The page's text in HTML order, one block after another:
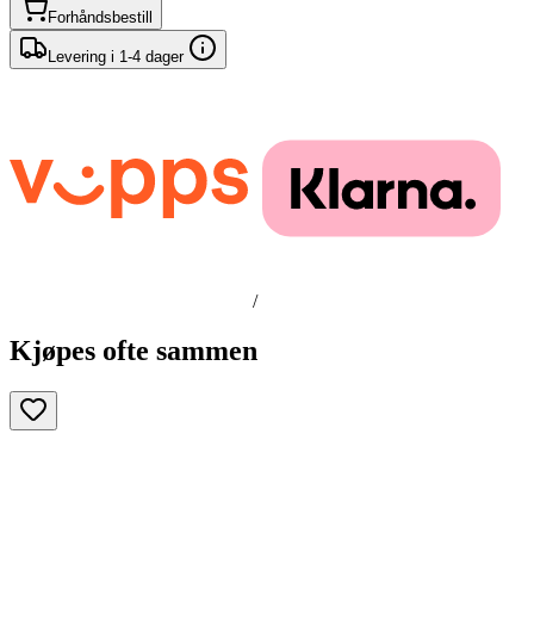
Forhåndsbestill
Levering i 1-4 dager
/
Kjøpes ofte sammen